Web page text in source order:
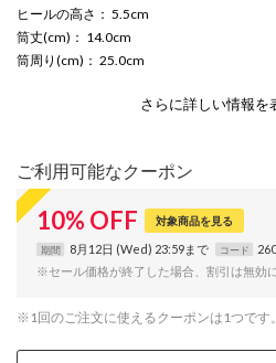
ヒールの高さ ： 5.5cm
筒丈(cm) ： 14.0cm
筒周り(cm) ： 25.0cm
さらに詳しい情報を
ご利用可能なクーポン
10% OFF 対象商品を見る
期間 8月12日 (Wed) 23:59まで コード
※セール価格が終了した場合、割引は無効
※1回のご注文に使えるクーポンは1つです